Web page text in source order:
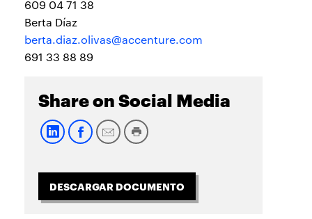
609 04 71 38
Berta Díaz
berta.diaz.olivas@accenture.com
691 33 88 89
Share on Social Media
DESCARGAR DOCUMENTO